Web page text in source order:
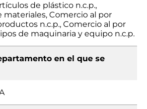
de plástico n.c.p.,
materiales, Comercio al por
n.c.p., Comercio al por
de maquinaria y equipo n.c.p.
en el que se